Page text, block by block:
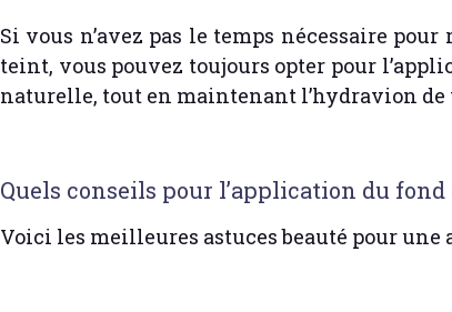
Si vous n’avez pas le temps nécessaire
teint, vous pouvez toujours opter pour
naturelle, tout en maintenant l’hydravion de
Quels conseils pour l’application du
Voici les meilleures astuces beauté pour